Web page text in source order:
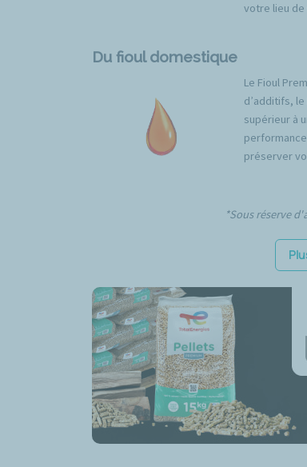
votre lieu
Du fioul domestique
Le Fioul
d’additifs,
supérieur à
préserver
*Sous réserve